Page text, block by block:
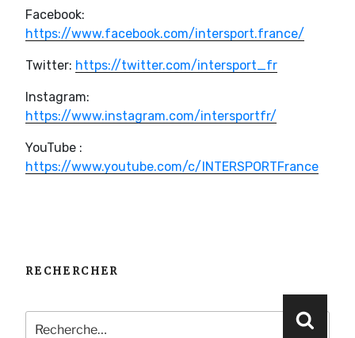
Facebook:
https://www.facebook.com/intersport.france/
Twitter: https://twitter.com/intersport_fr
Instagram:
https://www.instagram.com/intersportfr/
YouTube :
https://www.youtube.com/c/INTERSPORTFrance
RECHERCHER
Recherche
pour